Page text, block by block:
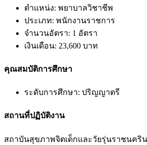
ตำแหน่ง: พยาบาลวิชาชีพ
ประเภท: พนักงานราชการ
จำนวนอัตรา: 1 อัตรา
เงินเดือน: 23,600 บาท
คุณสมบัติการศึกษา
ระดับการศึกษา: ปริญญาตรี
สถานที่ปฏิบัติงาน
สถาบันสุขภาพจิตเด็กและวัยรุ่นราชนคริ